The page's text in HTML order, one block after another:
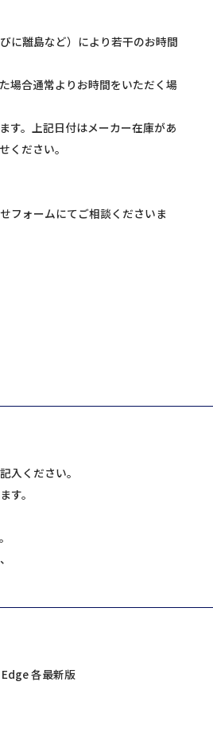
に離島など）により若干のお時間
場合通常よりお時間をいただく場
す。上記日付はメーカー在庫があ
ください。
フォームにてご相談くださいま
入ください。
す。
各最新版